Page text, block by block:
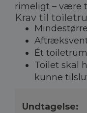
rimeligt – være
Krav til
Ét
Toilet skal
kunne
Undtagelse: